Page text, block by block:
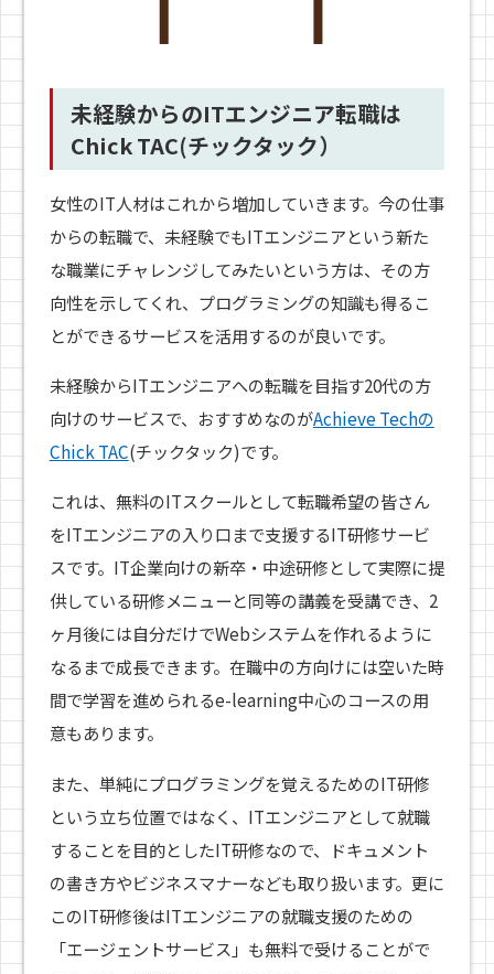
未経験からのITエンジニア転職は
Chick TAC(チックタック）
女性のIT人材はこれから増加していきます。今の仕事
からの転職で、未経験でもITエンジニアという新た
な職業にチャレンジしてみたいという方は、その方
向性を示してくれ、プログラミングの知識も得るこ
とができるサービスを活用するのが良いです。
未経験からITエンジニアへの転職を目指す20代の方
向けのサービスで、おすすめなのがAchieve Techの
Chick TAC(チックタック)です。
これは、無料のITスクールとして転職希望の皆さん
をITエンジニアの入り口まで支援するIT研修サービ
スです。IT企業向けの新卒・中途研修として実際に提
供している研修メニューと同等の講義を受講でき、2
ヶ月後には自分だけでWebシステムを作れるように
なるまで成長できます。在職中の方向けには空いた時
間で学習を進められるe-learning中心のコースの用
意もあります。
また、単純にプログラミングを覚えるためのIT研修
という立ち位置ではなく、ITエンジニアとして就職
することを目的としたIT研修なので、ドキュメント
の書き方やビジネスマナーなども取り扱います。更に
このIT研修後はITエンジニアの就職支援のための
「エージェントサービス」も無料で受けることがで